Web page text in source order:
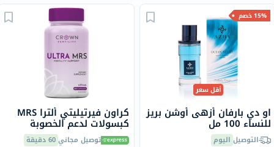
15% خصم
أقل سعر
او دي بارفان أزهى أوشن بريز
للنساء 100 مل
التوصيل اليوم
كراون فيرتيليتي ألترا MRS
كبسولات لدعم الخصوبة
للنساء، حزمة من 60 كبسولة
توصيل مجاني60 دقيقة